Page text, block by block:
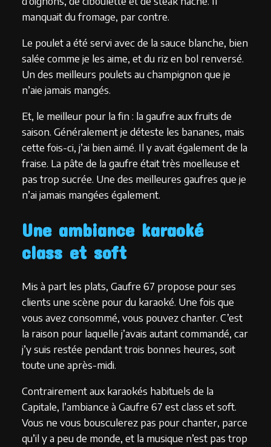
manquait du fromage, par contre.
Le poulet a été servi avec de la sauce blanche, bien
salée comme je les aime, et du riz en bol renversé.
Un des meilleurs poulets au champignon que je
n’aie jamais mangés.
Et, le meilleur pour la fin : la gaufre aux fruits de
saison. Généralement je déteste les bananes, mais
cette fois-ci, j’ai bien aimé. Il y avait également de la
fraise. La pâte de la gaufre était très moelleuse et
pas trop sucrée. Une des meilleures gaufres que je
n’ai jamais mangées également.
Une ambiance karaoké
class et soft
Mis à part les plats, Gaufre 67 propose pour ses
clients une scène pour du karaoké. Une fois que
vous avez consommé, vous pouvez chanter. C’est
la raison pour laquelle j’avais autant commandé, car
j’y suis restée pendant trois bonnes heures, soit
toute une après-midi.
Contrairement aux karaokés habituels de la
Capitale, l’ambiance à Gaufre 67 est class et soft.
Vous ne vous bousculerez pas pour chanter, parce
qu’il y a peu de monde, et la musique n’est pas trop